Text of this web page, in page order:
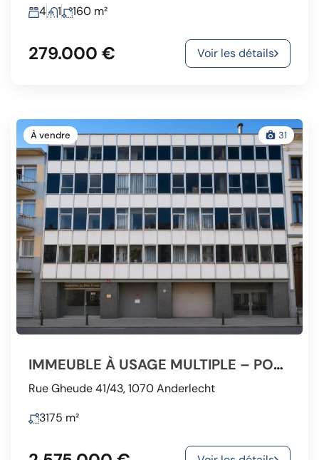
4
1 160 m²
279.000 € Voir les détails
À vendre 31
IMMEUBLE À USAGE MULTIPLE – POSS. 50 CH. + SALLE 650M²
Rue Gheude 41/43, 1070 Anderlecht
3175 m²